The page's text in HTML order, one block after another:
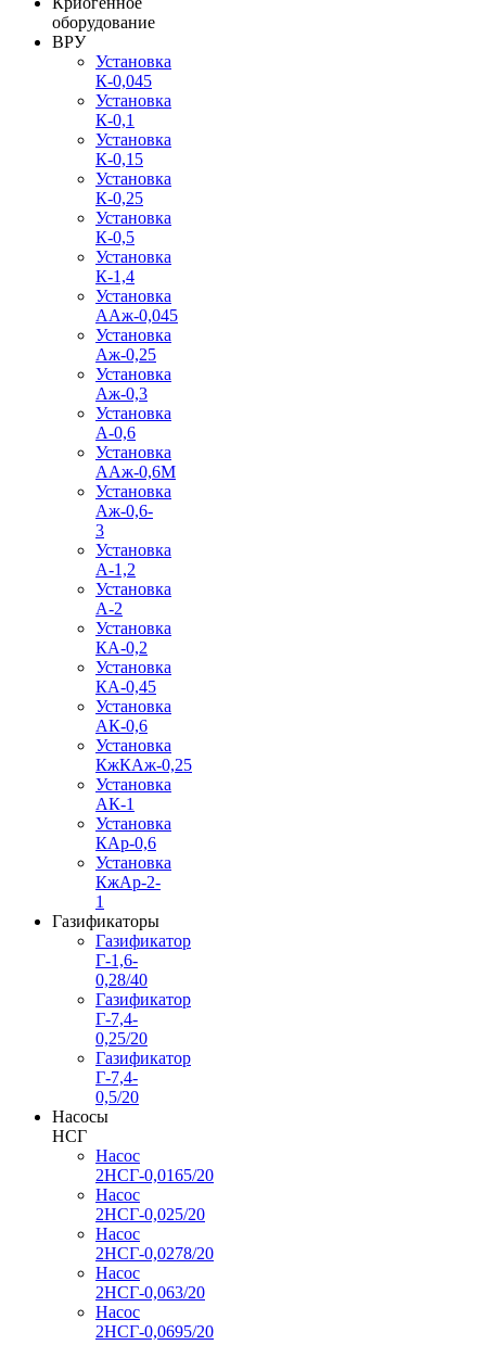
оборудование
ВРУ
Установка
К-0,045
Установка
К-0,1
Установка
К-0,15
Установка
К-0,25
Установка
К-0,5
Установка
К-1,4
Установка
ААж-0,045
Установка
Аж-0,25
Установка
Аж-0,3
Установка
А-0,6
Установка
ААж-0,6М
Установка
Аж-0,6-
3
Установка
А-1,2
Установка
А-2
Установка
КА-0,2
Установка
КА-0,45
Установка
АК-0,6
Установка
КжКАж-0,25
Установка
АК-1
Установка
КАр-0,6
Установка
КжАр-2-
1
Газификаторы
Газификатор
Г-1,6-
0,28/40
Газификатор
Г-7,4-
0,25/20
Газификатор
Г-7,4-
0,5/20
Насосы
НСГ
Насос
2НСГ-0,0165/20
Насос
2НСГ-0,025/20
Насос
2НСГ-0,0278/20
Насос
2НСГ-0,063/20
Насос
2НСГ-0,0695/20